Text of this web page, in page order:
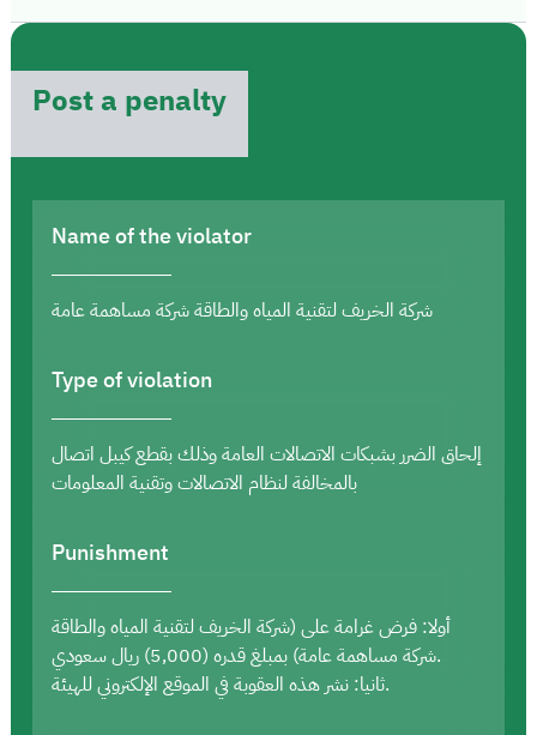
Post a penalty
Name of the violator
شركة الخريف لتقنية المياه والطاقة شركة مساهمة عامة
Type of violation
إلحاق الضرر بشبكات الاتصالات العامة وذلك بقطع كيبل اتصال
بالمخالفة لنظام الاتصالات وتقنية المعلومات
Punishment
أولا: فرض غرامة على (شركة الخريف لتقنية المياه والطاقة
شركة مساهمة عامة) بمبلغ قدره (5,000) ريال سعودي.
ثانيا: نشر هذه العقوبة في الموقع الإلكتروني للهيئة.